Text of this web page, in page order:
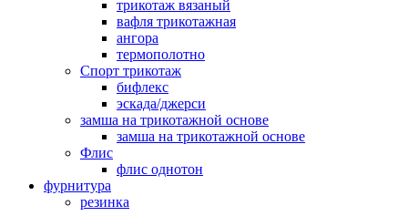
трикотаж вязаный
вафля трикотажная
ангора
термополотно
Спорт трикотаж
бифлекс
эскада/джерси
замша на трикотажной основе
замша на трикотажной основе
Флис
флис однотон
фурнитура
резинка